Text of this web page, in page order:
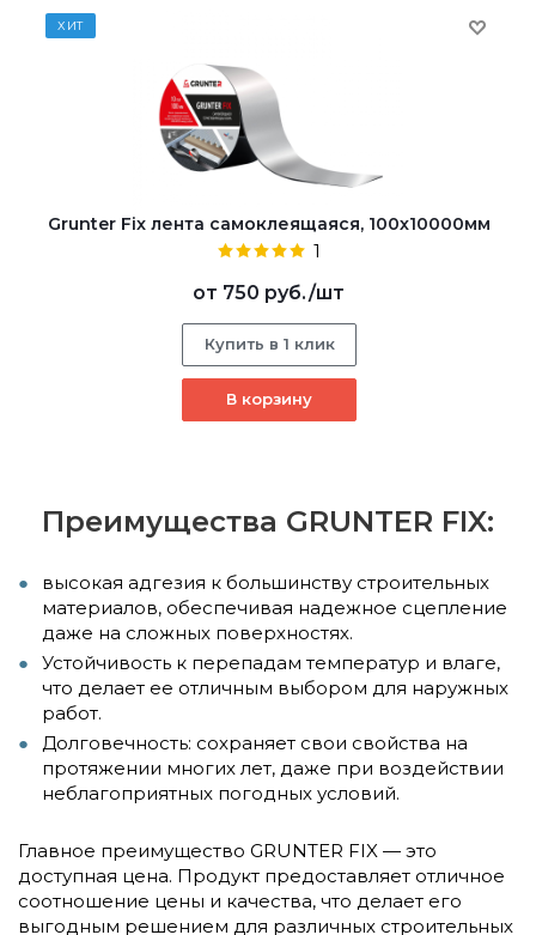
ХИТ
Grunter Fix лента самоклеящаяся, 100х10000мм
1
от 750 руб./шт
Купить в 1 клик
В корзину
Преимущества GRUNTER FIX:
высокая адгезия к большинству строительных
материалов, обеспечивая надежное сцепление
даже на сложных поверхностях.
Устойчивость к перепадам температур и влаге,
что делает ее отличным выбором для наружных
работ.
Долговечность: сохраняет свои свойства на
протяжении многих лет, даже при воздействии
неблагоприятных погодных условий.
Главное преимущество GRUNTER FIX — это
доступная цена. Продукт предоставляет отличное
соотношение цены и качества, что делает его
выгодным решением для различных строительных